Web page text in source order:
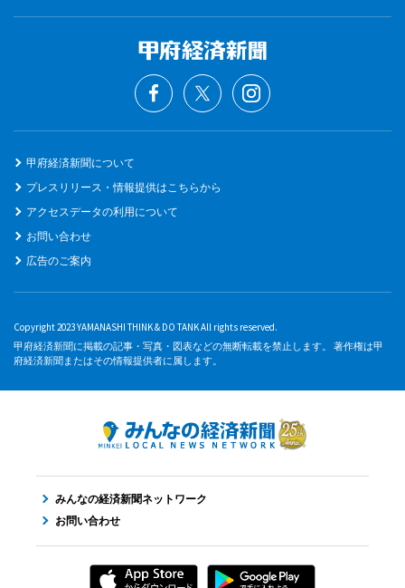
甲府経済新聞について
プレスリリース・情報提供はこちらから
アクセスデータの利用について
お問い合わせ
広告のご案内
Copyright 2023 YAMANASHI THINK & DO TANK All rights reserved.
甲府経済新聞に掲載の記事・写真・図表などの無断転載を禁止します。 著作権は甲
府経済新聞またはその情報提供者に属します。
みんなの経済新聞ネットワーク
お問い合わせ